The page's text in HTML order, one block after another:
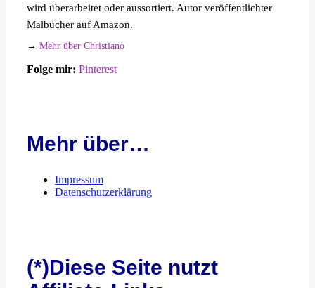
wird überarbeitet oder aussortiert. Autor veröffentlichter
Malbücher auf Amazon.
→ Mehr über Christiano
Folge mir: Pinterest
Mehr über…
Impressum
Datenschutzerklärung
(*)Diese Seite nutzt